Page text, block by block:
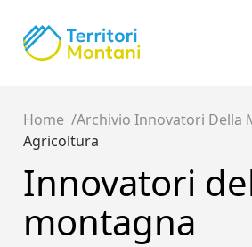
Home
Archivio Innovatori Della
Agricoltura
Innovatori
montagna